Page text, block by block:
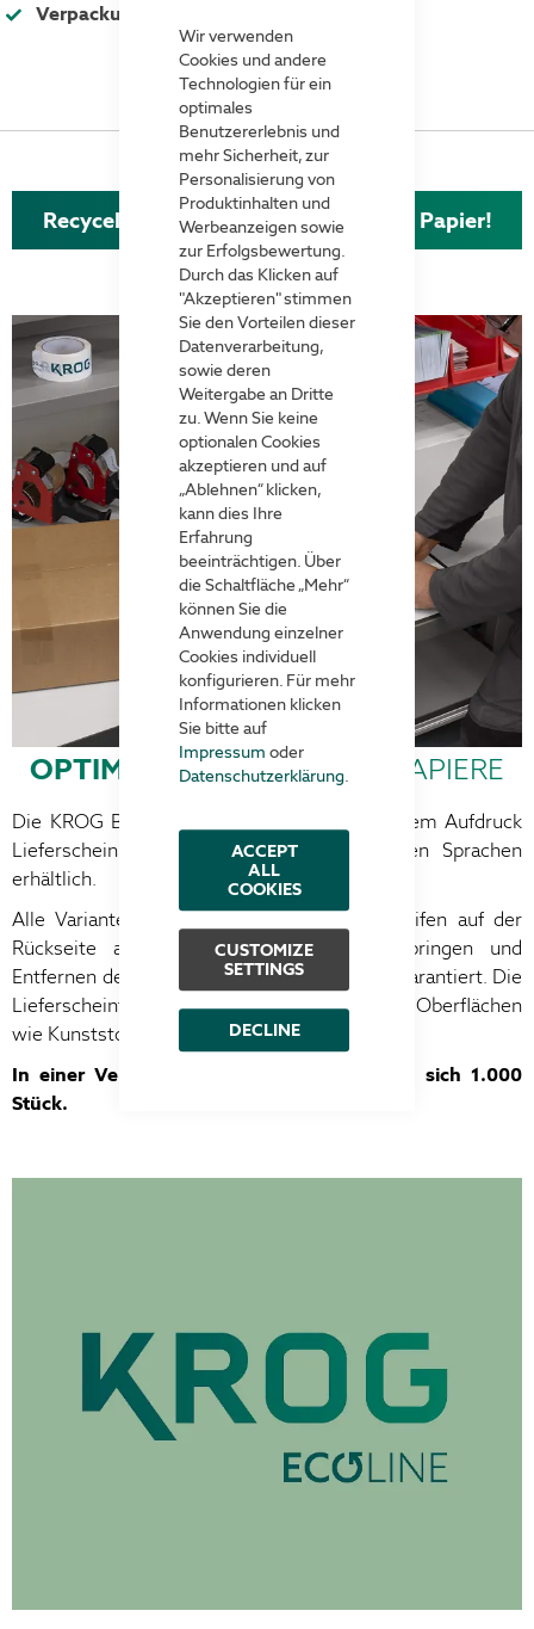
Wir verwenden
Cookies und andere
Technologien für ein
optimales
Benutzererlebnis und
mehr Sicherheit, zur
Personalisierung von
Produktinhalten und
Werbeanzeigen sowie
zur Erfolgsbewertung.
Durch das Klicken auf
"Akzeptieren" stimmen
Sie den Vorteilen dieser
Datenverarbeitung,
sowie deren
Weitergabe an Dritte
zu. Wenn Sie keine
optionalen Cookies
akzeptieren und auf
„Ablehnen“ klicken,
kann dies Ihre
Erfahrung
beeinträchtigen. Über
die Schaltfläche „Mehr“
können Sie die
Anwendung einzelner
Cookies individuell
konfigurieren. Für mehr
Informationen klicken
Sie bitte auf
Impressum oder
Datenschutzerklärung.
ACCEPT
ALL
COOKIES
CUSTOMIZE
SETTINGS
DECLINE
Verpackungseinheit: 1.000 Stück
Recycelbare Lieferscheintaschen aus Papier!
OPTIMALER SCHUTZFÜR PAPIERE
Die KROG Begleitpapiertaschen sind mit einem Aufdruck
Lieferschein / Rechnung in 9 verschiedenen Sprachen
erhältlich.
Alle Varianten sind mit leimfreien Klebestreifen auf der
Rückseite ausgestattet. Ein einfaches Anbringen und
Entfernen der Begleitpapiertasche ist somit garantiert. Die
Lieferscheintaschen haften ideal auf Oberflächen
wie Kunststoff, Papier und Metall.
In einer Verpackungseinheit (VE) befinden sich 1.000
Stück.